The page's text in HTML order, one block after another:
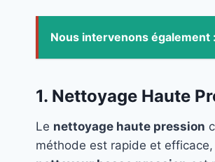
Nous intervenons également :
1. Nettoyage Haute
Le nettoyage haute pression
méthode est rapide et